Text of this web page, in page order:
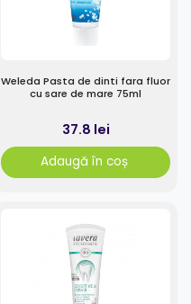
Weleda Pasta de dinti fara fluor
cu sare de mare 75ml
37.8 lei
Adaugă în coș